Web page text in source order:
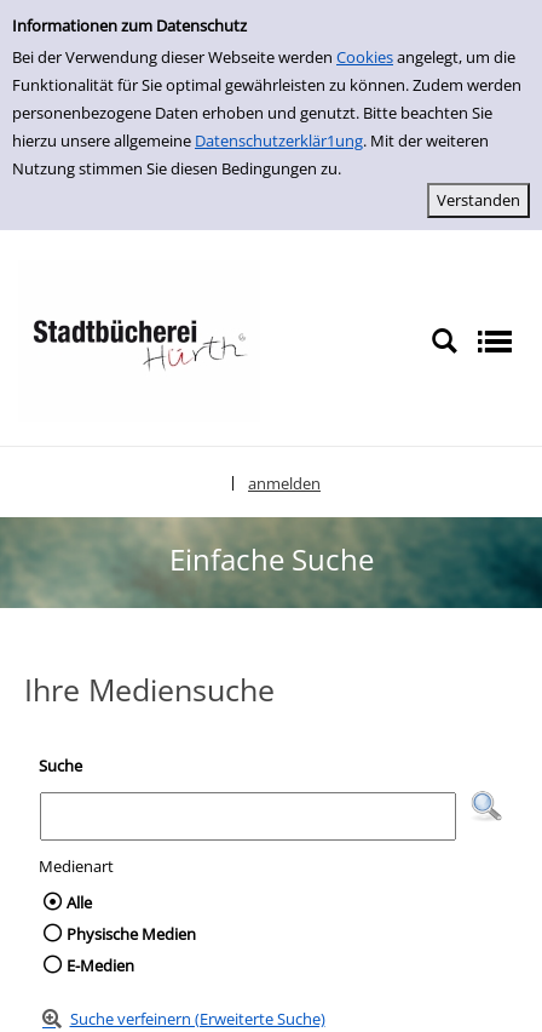
Einfache Suche
Informationen zum Datenschutz
Bei der Verwendung dieser Webseite werden Cookiesangelegt, um die
Funktionalität für Sie optimal gewährleisten zu können. Zudem werden
personenbezogene Daten erhoben und genutzt. Bitte beachten Sie
hierzu unsere allgemeine Datenschutzerklär1ung. Mit der weiteren
Nutzung stimmen Sie diesen Bedingungen zu.
zur Navigation springen
zum Inhalt springen
Zur Detailanzeige springen
anmelden
Einfache Suche
Ihre Mediensuche
Suche
Medienart
Wählen Sie die Medienart nach der Sie
Alle
Physische Medien
E-Medien
Suche verfeinern (Erweiterte Suche)